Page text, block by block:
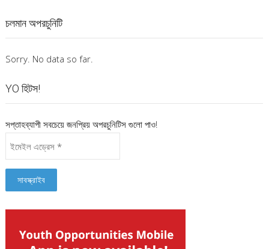
চলমান অপরচুনিটি
Sorry. No data so far.
YO হিটস!
সপ্তাহব্যাপী সবচেয়ে জনপ্রিয় অপরচুনিটিস গুলো পাও!